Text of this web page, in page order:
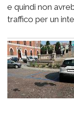
e quindi non
traffico per un